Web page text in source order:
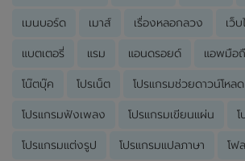
เมนบอร์ด เมาส์ เรื่องหลอกลวง เว็
แบตเตอรี่ แรม แอนดรอยด์ แอพมือ
โน๊ตบุ๊ค โปรเน็ต โปรแกรมช่วยดาวน์โหลด
โปรแกรมฟังเพลง โปรแกรมเขียนแผ่น โ
โปรแกรมแต่งรูป โปรแกรมแปลภาษา โฟ